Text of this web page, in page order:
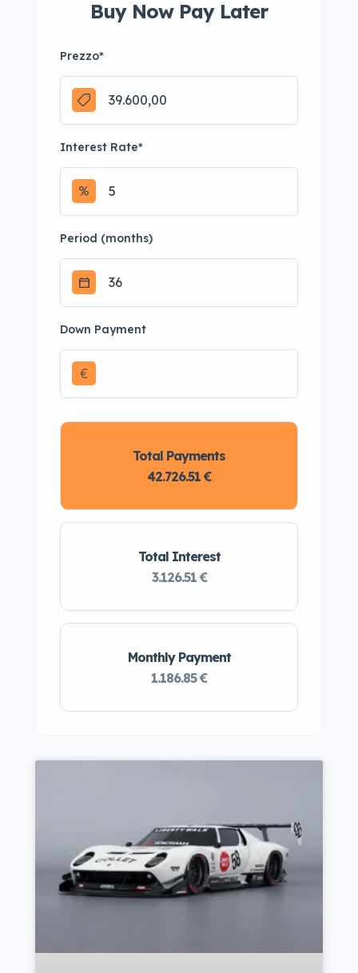
Buy Now Pay Later
Prezzo*
Interest Rate*
Period (months)
Down Payment
€
Monthly Payment
1.186.85 €
Total Interest
3.126.51 €
Total Payments
42.726.51 €